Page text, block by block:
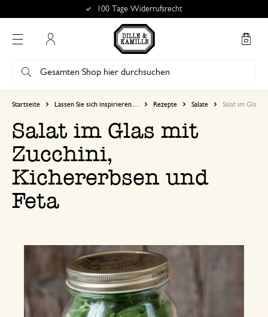
100 Tage Widerrufsrecht
Startseite Lassen Sie sich inspirieren… Rezepte Salate Salat im Glas
Salat im Glas mit
Zucchini,
Kichererbsen und
Feta